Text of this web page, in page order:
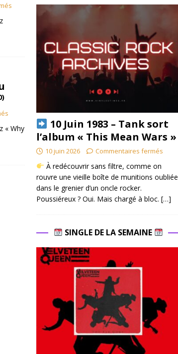
« Why
10 Juin 1983 – Tank sort
l’album « This Mean Wars »
10 juin 2026 Commentaires fermés
À redécouvrir sans filtre, comme on
rouvre une vieille boîte de munitions oubliée
dans le grenier d’un oncle rocker.
Poussiéreux ? Oui. Mais chargé à bloc. […]
SINGLE DE LA SEMAINE